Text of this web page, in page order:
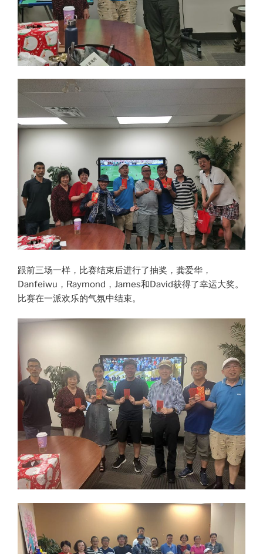
跟前三场一样，比赛结束后进行了抽奖，龚爱华，
Danfeiwu，Raymond，James和David获得了幸运大奖。
比赛在一派欢乐的气氛中结束。